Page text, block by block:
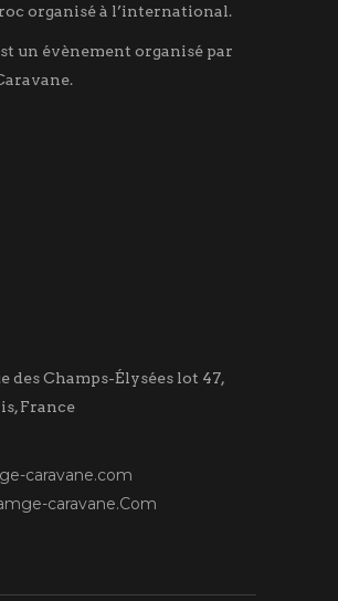
organisé à l’international.
un évènement organisé par
des Champs-Élysées lot 47,
France
caravane.com
caravane.Com